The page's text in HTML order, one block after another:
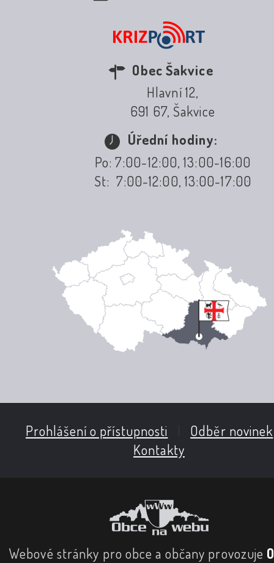
Obec Šakvice
Hlavní 12,
691 67, Šakvice
Úřední hodiny:
Po: 7:00-12:00, 13:00-16:00
St: 7:00-12:00, 13:00-17:00
Prohlášení o přístupnosti Odběr novinek
Kontakty
Webové stránky pro obce a občany provozuje